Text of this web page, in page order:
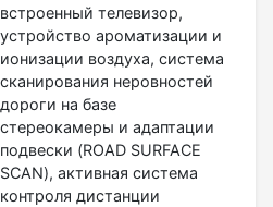
встроенный телевизор,
устройство ароматизации и
ионизации воздуха, система
сканирования неровностей
дороги на базе
стереокамеры и адаптации
подвески (ROAD SURFACE
SCAN), активная система
контроля дистанции